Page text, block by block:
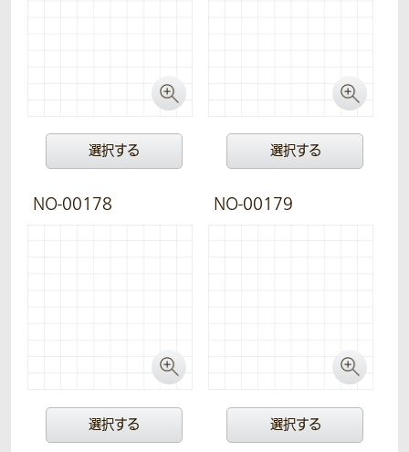
選択する 選択する
NO-00178
選択する
NO-00179
選択する